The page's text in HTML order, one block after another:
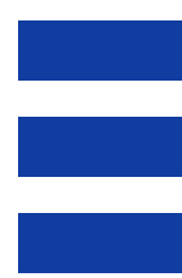
Bu ürüne